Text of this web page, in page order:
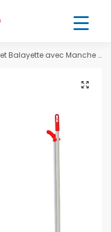
avec Manche – Pratique et Ergonomique